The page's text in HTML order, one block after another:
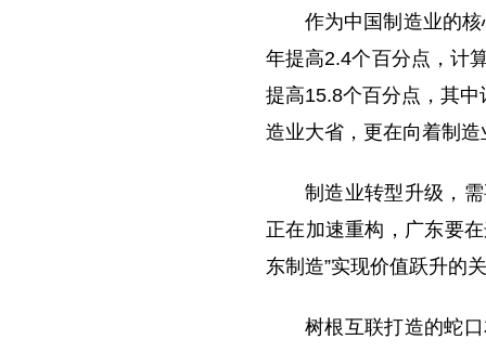
作为中国制造业的
年提高2.4个百分点，计
提高15.8个百分点，其
造业大省，更在向着制
制造业转型升级，
正在加速重构，广东要
东制造”实现价值跃升的
树根互联打造的蛇